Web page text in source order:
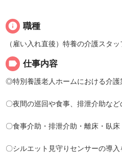
info 職種
（雇い入れ直後）特養の介護スタ
label 仕事内容
◎特別養護老人ホームにおける介護
〇夜間の巡回や食事、排泄介助など
〇食事介助・排泄介助・離床・臥床
〇シルエット見守りセンサーの導